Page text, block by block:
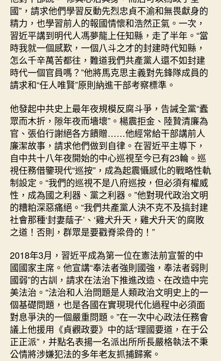
國”，請求他們學習反動先烈忠貞不渝和無畏獻身的
精力，也學習前人的報國情懷和浩然正氣。一次，
習近平講到明代人馮夢龍上任知縣，走了半年。“當
時我就一個感歎，一個八斗之才的封建時代知縣，
怎么千辛萬苦都往，難道我們共產黨人還不如封建
時代一個官員嗎？”他將馬克思主義對先鋒隊成員的
請求和“任人唯賢”原則納進干部考察標準。
他發起中共史上最年夜規模反腐斗爭，告誡全黨“蠹
眾而木折，隙年夜而墻壞”。楊震拒金、陸贄清廉為
官、張伯行謝絕各方饋贈……他經常給干部講前人
廉潔故事，請求他們做到自律。在習近平主導下，
自中共十八年夜開始的中心巡視至今已有23輪。巡
視任務借鑒現代“巡按”，成為起震懾感化的戰略性軌
制設定。“我們的巡視不是八府巡按，但必須有權威
性，成為國之利器、黨之利器。”他對現代政治文明
的糟粕深惡痛絕。“我們共產黨人決不克不及搞封建
社會那種‘封妻蔭子’、‘雞犬升天，雞犬升天’的腐敗
之道！否則，群眾是要戳脊梁骨的！”
2018年3月，習近平成為第一位在憲法前宣誓的中
國國家主席。他宣講“奉法者強則國強，奉法者弱則
國弱”的古訓，請求在法治下推進改造、在改造中完
美法治。“法治和人治問題是人類政治文明史上的一
個基礎問題，也是各國在實現現代化過程中必須面
對息爭決的一個嚴重問題。”在一次中心政法任務會
議上他援用《貞觀政要》中的話“理國要道，在于公
正正派”，并點名表揚一名派出所所長嚴格執法不秉
公情將涉嫌犯法的多年老友抓捕歸案。